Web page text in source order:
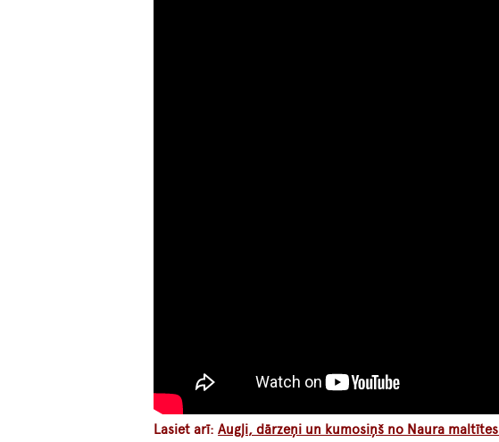
Lasiet arī:Augļi, dārzeņi un kumosiņš no Naura